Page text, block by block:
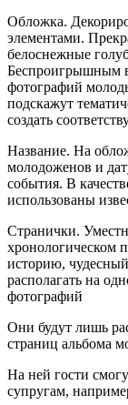
Обложка.
элементами.
белоснежные
Беспроигрышным
фотографий
подскажут
создать
Название. На
молодоженов и
события. В
использованы
Странички.
хронологическом
историю,
располагать на
фотографий
Они будут лишь
страниц альбома
На ней гости
супругам,